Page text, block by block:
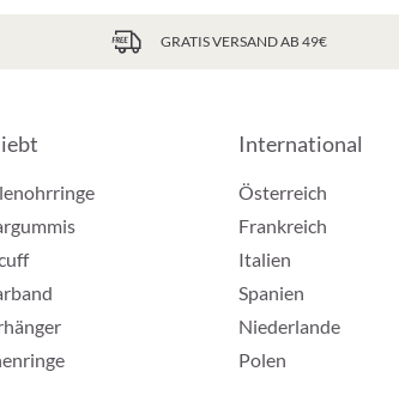
GRATIS VERSAND AB 49€
International
Österreich
Frankreich
Italien
Spanien
Niederlande
Polen